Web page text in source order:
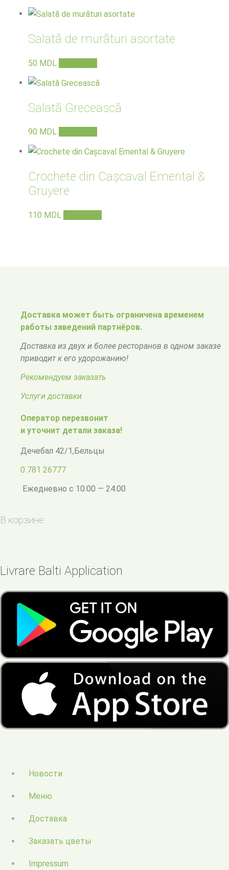
Salată de murături asortate
50 MDL
Salată Grecească
90 MDL
Crochete din Cașcaval Emental &
Gruyere
110 MDL
Доставка может быть ограничена временем
работы заведений партнёров.
Доставка из двух и более ресторанов в одном заказе
приводит к его удорожанию!
Рекомендуем заказать
Услуги доставки
Оператор перезвонит
и уточнит детали заказа!
Дечебал 42/1,Бельцы
0 781 26777
Ежедневно с 10.00 — 24.00
В корзине
Livrare Balti Application
Новости
Меню
Доставка
Заказать цветы
Impressum